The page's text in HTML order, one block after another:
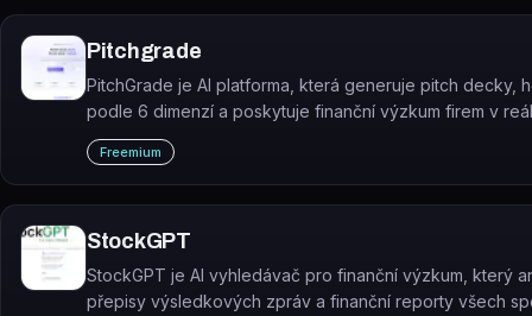
Pitchgrade
PitchGrade je AI platforma, která generuje pitch decky,
podle 6 dimenzí a poskytuje finanční výzkum firem v
čase.
Freemium
StockGPT
StockGPT je AI vyhledávač pro finanční výzkum, který
přepisy výsledkových zpráv a finanční reporty všech